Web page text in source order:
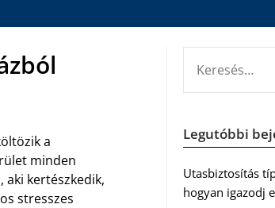
a
minden
aki kertészkedik,
stresszes
Legutóbbi
Utasbiztosítás
hogyan igazodj